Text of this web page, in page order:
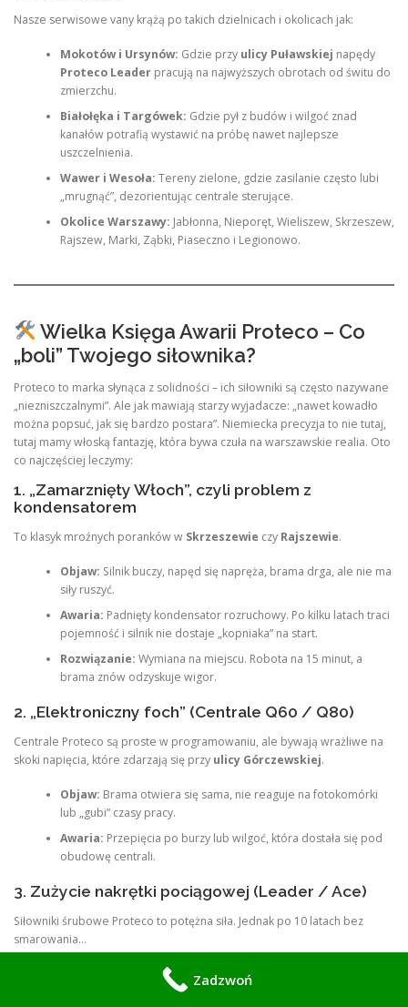
Nasze serwisowe vany krążą po takich dzielnicach i okolicach jak:
Mokotów i Ursynów: Gdzie przy ulicy Puławskiej napędy
Proteco Leaderpracują na najwyższych obrotach od świtu do
zmierzchu.
Białołęka i Targówek: Gdzie pył z budów i wilgoć znad
kanałów potrafią wystawić na próbę nawet najlepsze
uszczelnienia.
Wawer i Wesoła: Tereny zielone, gdzie zasilanie często lubi
„mrugnąć”, dezorientując centrale sterujące.
Okolice Warszawy: Jabłonna, Nieporęt, Wieliszew, Skrzeszew,
Rajszew, Marki, Ząbki, Piaseczno i Legionowo.
Wielka Księga Awarii Proteco – Co
„boli” Twojego siłownika?
Proteco to marka słynąca z solidności – ich siłowniki są często nazywane
„niezniszczalnymi”. Ale jak mawiają starzy wyjadacze: „nawet kowadło
można popsuć, jak się bardzo postara”. Niemiecka precyzja to nie tutaj,
tutaj mamy włoską fantazję, która bywa czuła na warszawskie realia. Oto
co najczęściej leczymy:
1. „Zamarznięty Włoch”, czyli problem z
kondensatorem
To klasyk mroźnych poranków w Skrzeszewie czy Rajszewie.
Objaw: Silnik buczy, napęd się napręża, brama drga, ale nie ma
siły ruszyć.
Awaria: Padnięty kondensator rozruchowy. Po kilku latach traci
pojemność i silnik nie dostaje „kopniaka” na start.
Rozwiązanie: Wymiana na miejscu. Robota na 15 minut, a
brama znów odzyskuje wigor.
2. „Elektroniczny foch” (Centrale Q60 / Q80)
Centrale Proteco są proste w programowaniu, ale bywają wrażliwe na
skoki napięcia, które zdarzają się przy ulicy Górczewskiej.
Objaw: Brama otwiera się sama, nie reaguje na fotokomórki
lub „gubi” czasy pracy.
Awaria: Przepięcia po burzy lub wilgoć, która dostała się pod
obudowę centrali.
3. Zużycie nakrętki pociągowej (Leader / Ace)
Siłowniki śrubowe Proteco to potężna siła. Jednak po 10 latach bez
smarowania…
Silnik pracuje (słychać go), ale ramię siłownika stoi w
Zadzwoń